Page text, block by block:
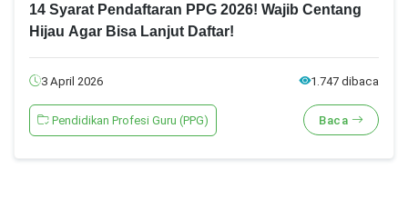
14 Syarat Pendaftaran PPG 2026! Wajib Centang
Hijau Agar Bisa Lanjut Daftar!
3 April 2026 1.747 dibaca
Pendidikan Profesi Guru (PPG) Baca